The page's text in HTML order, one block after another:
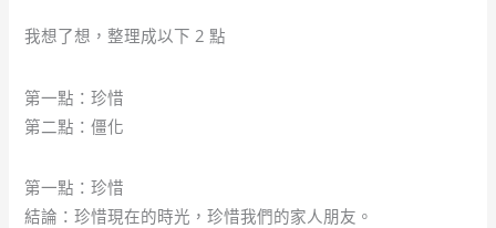
我想了想，整理成以下 2 點
第一點：珍惜
第二點：僵化
第一點：珍惜
結論：珍惜現在的時光，珍惜我們的家人朋友。